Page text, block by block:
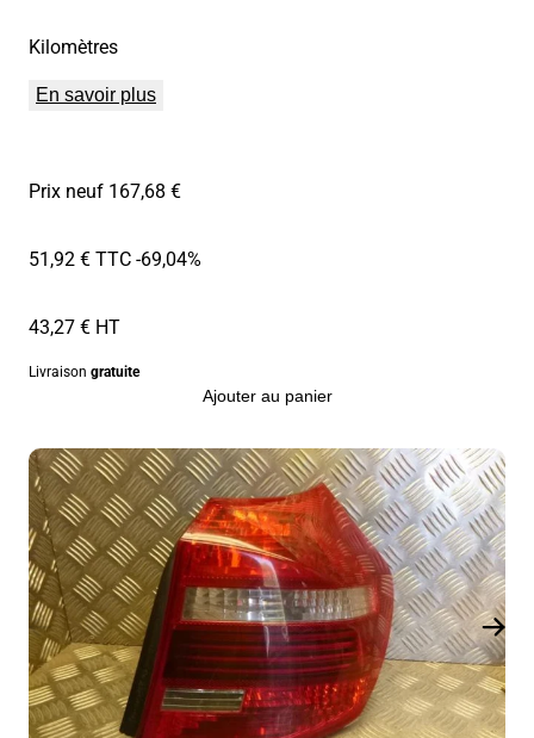
Kilomètres
En savoir plus
Prix neuf 167,68 €
51,92 € TTC-69,04%
43,27 € HT
Livraison gratuite
Ajouter au panier